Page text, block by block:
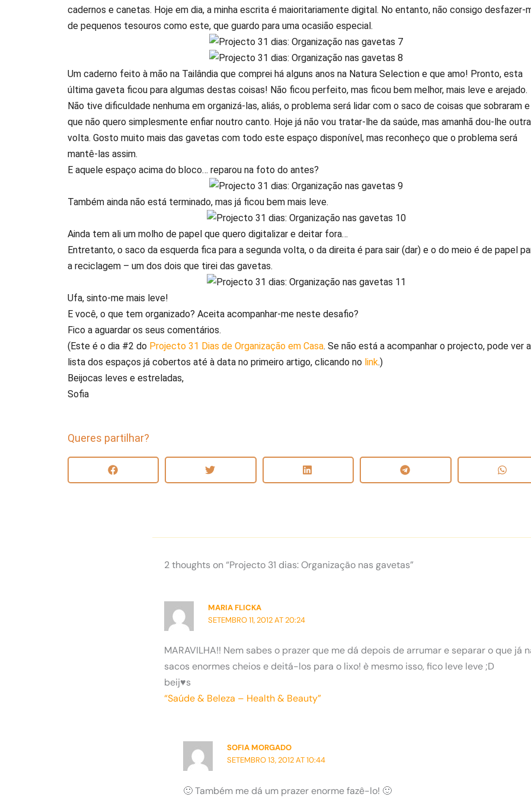
cadernos e canetas. Hoje em dia, a minha escrita é maioritariamente digital. No entanto, não consigo desfazer-
de pequenos tesouros como este, que guardo para uma ocasião especial.
Um caderno feito à mão na Tailândia que comprei há alguns anos na Natura Selection e que amo! Pronto, esta
última gaveta ficou para algumas destas coisas! Não ficou perfeito, mas ficou bem melhor, mais leve e arejado.
Não tive dificuldade nenhuma em organizá-las, aliás, o problema será lidar com o saco de coisas que sobraram e
que não quero simplesmente enfiar noutro canto. Hoje já não vou tratar-lhe da saúde, mas amanhã dou-lhe outra
volta. Gosto muito mais das gavetas com todo este espaço disponível, mas reconheço que o problema será
mantê-las assim.
E aquele espaço acima do bloco… reparou na foto do antes?
Também ainda não está terminado, mas já ficou bem mais leve.
Ainda tem ali um molho de papel que quero digitalizar e deitar fora…
Entretanto, o saco da esquerda fica para a segunda volta, o da direita é para sair (dar) e o do meio é de papel
a reciclagem – um dos dois que tirei das gavetas.
Ufa, sinto-me mais leve!
E você, o que tem organizado? Aceita acompanhar-me neste desafio?
Fico a aguardar os seus comentários.
(Este é o dia #2 do Projecto 31 Dias de Organização em Casa. Se não está a acompanhar o projecto, pode ver a
lista dos espaços já cobertos até à data no primeiro artigo, clicando no link.)
Beijocas leves e estreladas,
Sofia
Queres partilhar?
2 thoughts on “Projecto 31 dias: Organização nas gavetas”
MARIA FLICKA
SETEMBRO 11, 2012 AT 20:24
MARAVILHA!! Nem sabes o prazer que me dá depois de arrumar e separar o que já
sacos enormes cheios e deitá-los para o lixo! è mesmo isso, fico leve leve ;D
beij♥s
“Saúde & Beleza – Health & Beauty”
SOFIA MORGADO
SETEMBRO 13, 2012 AT 10:44
🙂 Também me dá um prazer enorme fazê-lo! 🙂